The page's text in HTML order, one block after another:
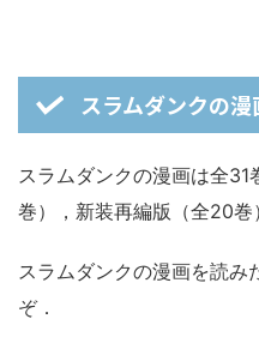
スラムダンクの
スラムダンクの漫画は全
巻），新装再編版（全20巻
スラムダンクの漫画を読み
ぞ．